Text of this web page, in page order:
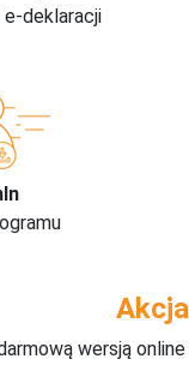
e-deklaracji
wersją